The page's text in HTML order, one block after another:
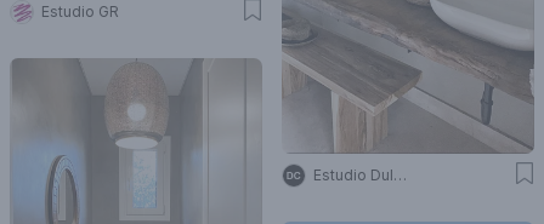
Estudio GR
Estudio Dulce Cattaneo